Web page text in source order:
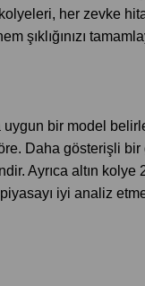
her zevke
şıklığınızı
bir model
Daha gösterişli
Ayrıca altın kolye
iyi analiz